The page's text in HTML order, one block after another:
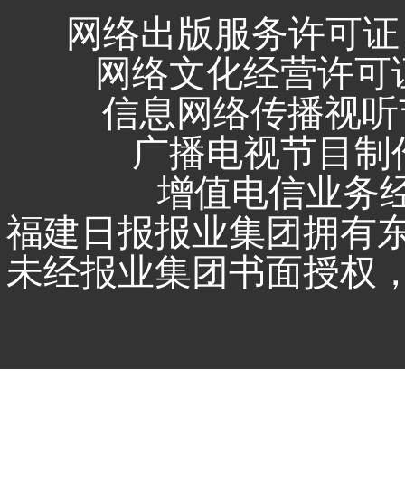
网络出版服务许可
网络文化经营许可
信息网络传播视
广播电视节目
增值电信业务
福建日报报业集团拥有
未经报业集团书面授权